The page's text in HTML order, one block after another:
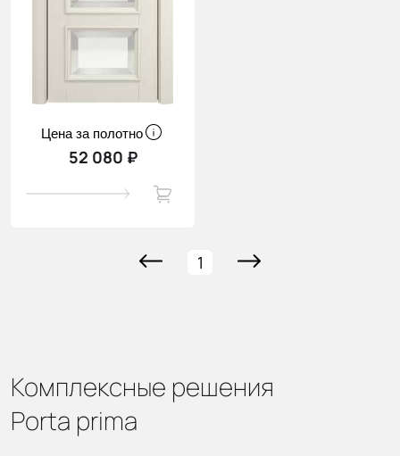
Цена за полотно
52 080 ₽
1
Комплексные решения
Porta prima